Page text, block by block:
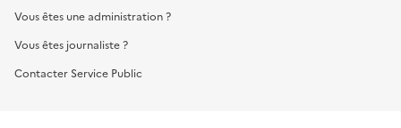
Vous êtes une administration ?
Vous êtes journaliste ?
Contacter Service Public